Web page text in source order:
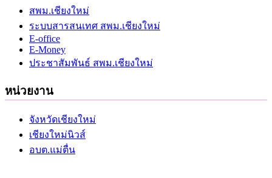
สพม.เชียงใหม่
ระบบสารสนเทศ สพม.เชียงใหม่
E-office
E-Money
ประชาสัมพันธ์ สพม.เชียงใหม่
หน่วยงาน
จังหวัดเชียงใหม่
เชียงใหม่นิวส์
อบต.แม่ตื่น